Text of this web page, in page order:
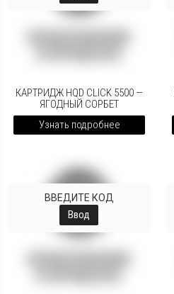
КАРТРИДЖ HQD CLICK 5500 —
ЯГОДНЫЙ СОРБЕТ
Узнать подробнее
ВВЕДИТЕ КОД
Ввод